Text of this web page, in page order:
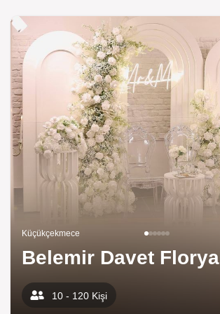
Küçükçekmece
Belemir Davet Florya
10 - 120 Kişi